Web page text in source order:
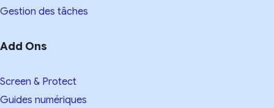
Gestion des tâches
Add Ons
Screen & Protect
Guides numériques